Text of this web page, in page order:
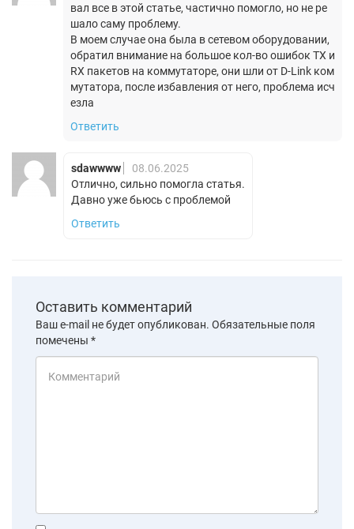
вал все в этой статье, частично помогло, но не ре
шало саму проблему.
В моем случае она была в сетевом оборудовании,
обратил внимание на большое кол-во ошибок TX и
RX пакетов на коммутаторе, они шли от D-Link ком
мутатора, после избавления от него, проблема исч
езла
Ответить
sdawwww
08.06.2025
Отлично, сильно помогла статья.
Давно уже бьюсь с проблемой
Ответить
Оставить комментарий
Ваш e-mail не будет опубликован. Обязательные поля
помечены *